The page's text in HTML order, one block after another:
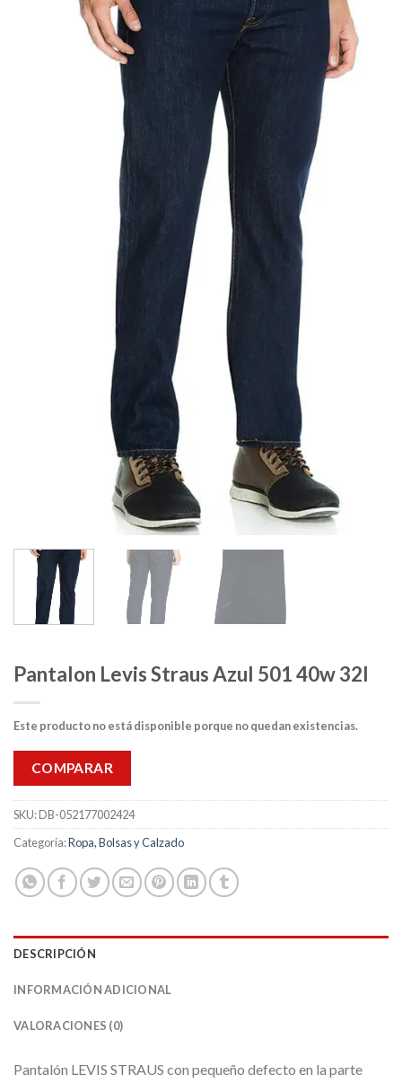
Pantalon Levis Straus Azul 501 40w 32l
Este producto no está disponible porque no quedan existencias.
COMPARAR
SKU:DB-052177002424
Categoría:Ropa, Bolsas y Calzado
DESCRIPCIÓN
INFORMACIÓN ADICIONAL
VALORACIONES (0)
Pantalón LEVIS STRAUS con pequeño defecto en la parte